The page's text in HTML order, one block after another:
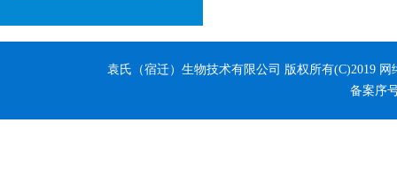
袁氏（宿迁）生物技术有限公司 版权所有(C)2019
备案序